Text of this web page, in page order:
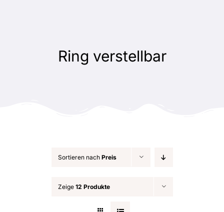
Ring verstellbar
Sortieren nach Preis
Zeige 12 Produkte